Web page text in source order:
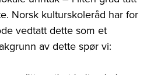
Norsk kulturskoleråd har for
vedtatt dette som et
av dette spør vi: